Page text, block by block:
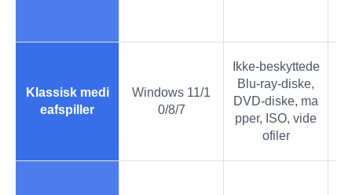
Klassisk medi
eafspiller
Windows 11/1
0/8/7
Ikke-beskyttede
Blu-ray-diske,
DVD-diske, ma
pper, ISO, vide
ofiler